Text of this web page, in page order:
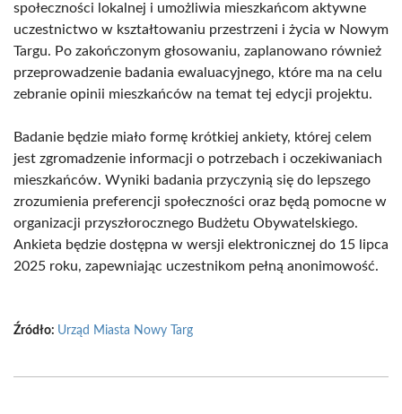
społeczności lokalnej i umożliwia mieszkańcom aktywne
uczestnictwo w kształtowaniu przestrzeni i życia w Nowym
Targu. Po zakończonym głosowaniu, zaplanowano również
przeprowadzenie badania ewaluacyjnego, które ma na celu
zebranie opinii mieszkańców na temat tej edycji projektu.
Badanie będzie miało formę krótkiej ankiety, której celem
jest zgromadzenie informacji o potrzebach i oczekiwaniach
mieszkańców. Wyniki badania przyczynią się do lepszego
zrozumienia preferencji społeczności oraz będą pomocne w
organizacji przyszłorocznego Budżetu Obywatelskiego.
Ankieta będzie dostępna w wersji elektronicznej do 15 lipca
2025 roku, zapewniając uczestnikom pełną anonimowość.
Źródło: Urząd Miasta Nowy Targ